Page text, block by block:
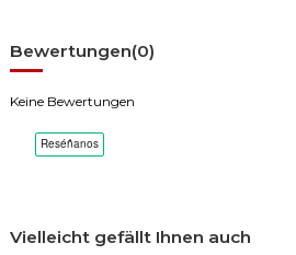
Bewertungen(0)
Keine Bewertungen
Vielleicht gefällt Ihnen auch